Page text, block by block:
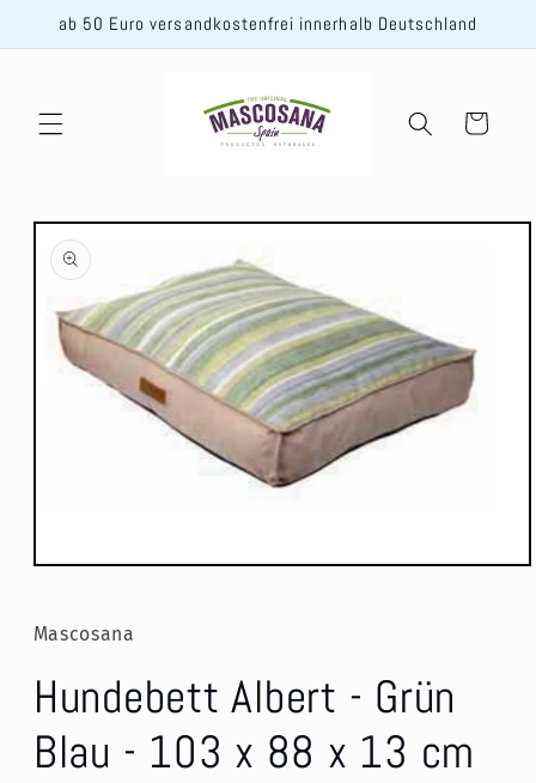
zum
Inhalt
ab 50 Euro versandkostenfrei innerhalb Deutschland
Warenkorb
Medien
Modal
öffnen
Mascosana
Hundebett Albert - Grün
Blau - 103 x 88 x 13 cm